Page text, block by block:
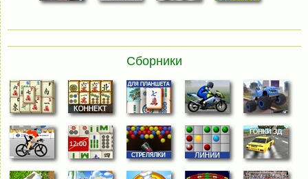
Сборники